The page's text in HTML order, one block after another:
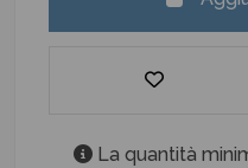
La quantità